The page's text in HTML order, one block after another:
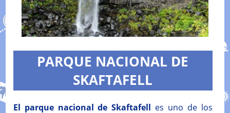
PARQUE NACIONAL DE
SKAFTAFELL
El parque nacional de Skaftafell es uno de los